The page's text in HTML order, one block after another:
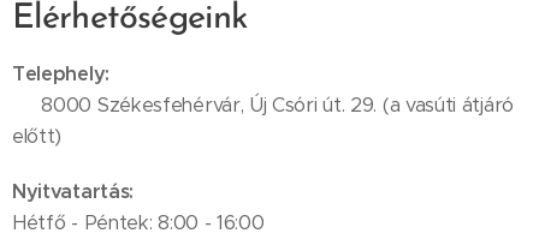
Elérhetőségeink
Telephely:
📍 8000 Székesfehérvár, Új Csóri út. 29. (a vasúti átjáró
előtt)
Nyitvatartás:
Hétfő - Péntek: 8:00 - 16:00